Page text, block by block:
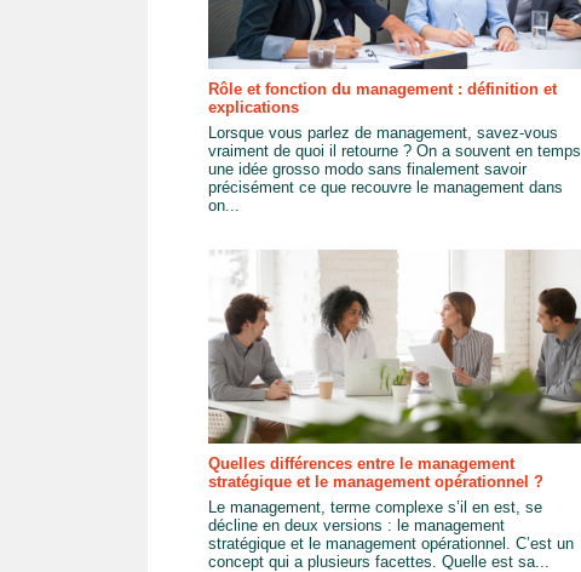
Rôle et fonction du management : définition et
explications
Lorsque vous parlez de management, savez-vous
vraiment de quoi il retourne ? On a souvent en temps
une idée grosso modo sans finalement savoir
précisément ce que recouvre le management dans
on...
Quelles différences entre le management
stratégique et le management opérationnel ?
Le management, terme complexe s’il en est, se
décline en deux versions : le management
stratégique et le management opérationnel. C’est un
concept qui a plusieurs facettes. Quelle est sa...